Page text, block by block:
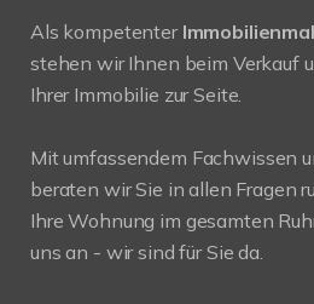
Als kompetenter
stehen wir Ihnen beim Verkauf
Ihrer Immobilie zur Seite.
Mit umfassendem Fachwissen
beraten wir Sie in allen Fragen
Ihre Wohnung im gesamten
uns an - wir sind für Sie da.